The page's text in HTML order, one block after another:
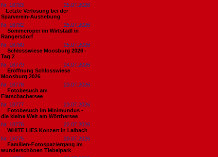
Nr. 18783
25.07.2026
​Letzte Verlosung bei der
Sparverein-Aushebung
Nr. 18782
25.07.2026
Sommeroper im Wirtstadl in
Rangersdorf
Nr. 18780
25.07.2026
Schlosswiese Moosburg 2026 -
Tag 2
Nr. 18779
24.07.2026
Eröffnung Schlosswiese
Moosburg 2026
Nr. 18778
23.07.2026
Fotobesuch am
Flatschachersee
Nr. 18777
23.07.2026
Fotobesuch im Minimundus -
die kleine Welt am Wörthersee
Nr. 18776
22.07.2026
WHITE LIES Konzert in Laibach
Nr. 18775
20.07.2026
Familien-Fotospaziergang im
wunderschönen Tiebelpark